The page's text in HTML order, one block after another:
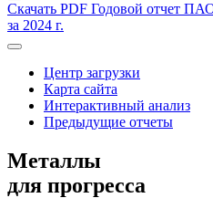
Скачать PDF Годовой отчет
за 2024 г.
Центр загрузки
Карта сайта
Интерактивный анализ
Предыдущие отчеты
Металлы
для прогресса